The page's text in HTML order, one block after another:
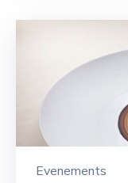
Evenements